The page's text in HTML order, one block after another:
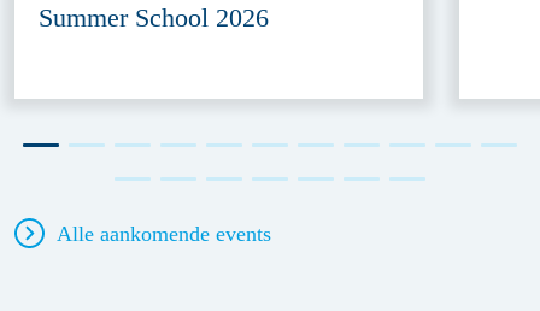
Summer School 2026
Alle aankomende events